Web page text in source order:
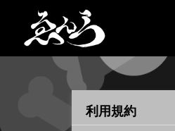
利用規約